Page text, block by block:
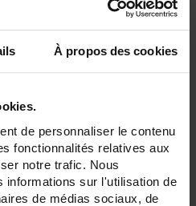
À propos des cookies
de personnaliser le contenu
fonctionnalités relatives aux
notre trafic. Nous
informations sur l'utilisation de
de médias sociaux, de